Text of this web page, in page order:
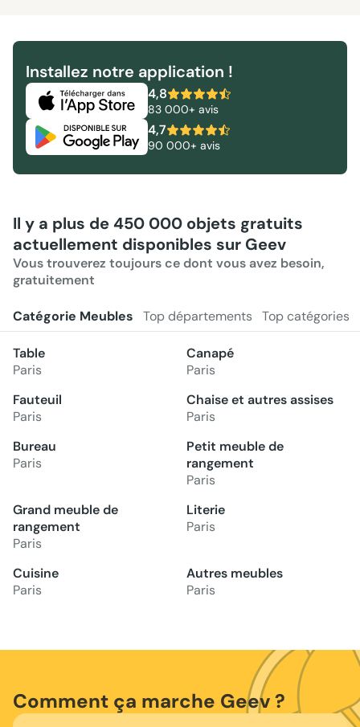
Installez notre application !
4,8
83 000+ avis
4,7
90 000+ avis
Il y a plus de 450 000 objets gratuits
actuellement disponibles sur Geev
Vous trouverez toujours ce dont vous avez besoin,
gratuitement
Catégorie Meubles Top départements Top catégories
Table
Paris
Canapé
Paris
Fauteuil
Paris
Chaise et autres assises
Paris
Bureau
Paris
Petit meuble de
rangement
Paris
Grand meuble de
rangement
Paris
Literie
Paris
Cuisine
Paris
Autres meubles
Paris
Comment ça marche Geev ?